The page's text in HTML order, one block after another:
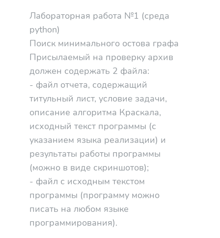
Лабораторная работа №1 (среда
python)
Поиск минимального остова графа
Присылаемый на проверку архив
должен содержать 2 файла:
- файл отчета, содержащий
титульный лист, условие задачи,
описание алгоритма Краскала,
исходный текст программы (с
указанием языка реализации) и
результаты работы программы
(можно в виде скриншотов);
- файл с исходным текстом
программы (программу можно
писать на любом языке
программирования).